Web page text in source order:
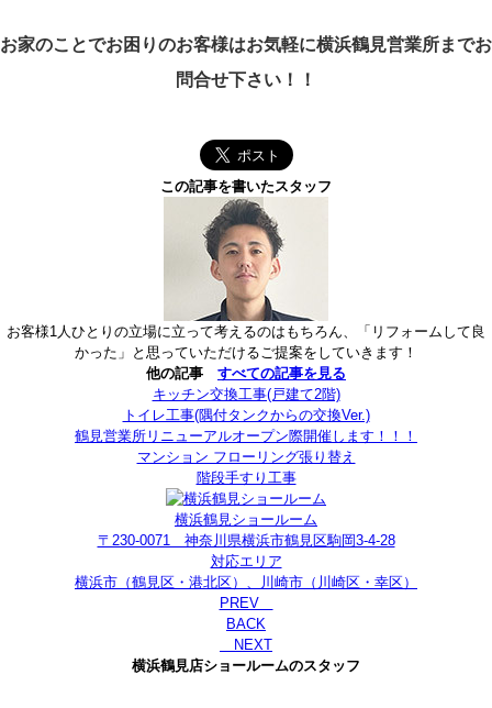
お家のことでお困りのお客様はお気軽に横浜鶴見営業所までお
問合せ下さい！！
この記事を書いたスタッフ
お客様1人ひとりの立場に立って考えるのはもちろん、「リフォームして良
かった」と思っていただけるご提案をしていきます！
他の記事 すべての記事を見る
キッチン交換工事(戸建て2階)
トイレ工事(隅付タンクからの交換Ver.)
鶴見営業所リニューアルオープン際開催します！！！
マンション フローリング張り替え
階段手すり工事
横浜鶴見ショールーム
〒230-0071 神奈川県横浜市鶴見区駒岡3-4-28
対応エリア
横浜市（鶴見区・港北区）、川崎市（川崎区・幸区）
PREV
BACK
NEXT
横浜鶴見店ショールームのスタッフ